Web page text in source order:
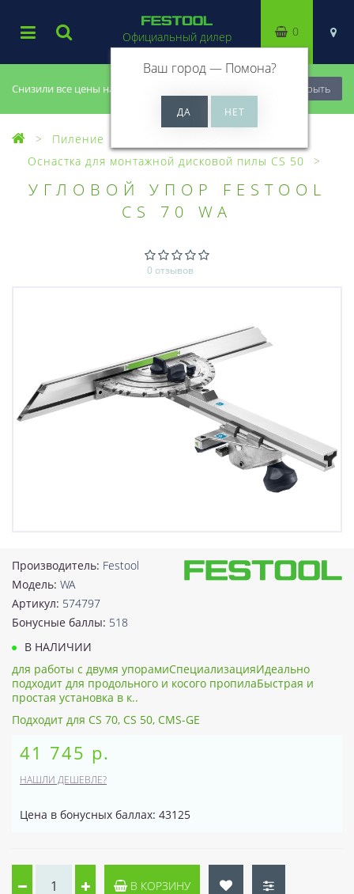
Снизили все цены на 20%, успей купить! Закрыть
Официальный дилер
Ваш город — Помона?
0
Пиление
Оснастка для монтажной дисковой пилы CS 50
УГЛОВОЙ УПОР FESTOOL
CS 70 WA
0 отзывов
Производитель: Festool
Модель: WA
Артикул: 574797
Бонусные баллы: 518
В НАЛИЧИИ
для работы с двумя упорамиСпециализацияИдеально
подходит для продольного и косого пропилаБыстрая и
простая установка в к..
Подходит для CS 70, CS 50, CMS-GE
41 745 р.
НАШЛИ ДЕШЕВЛЕ?
Цена в бонусных баллах: 43125
В КОРЗИНУ